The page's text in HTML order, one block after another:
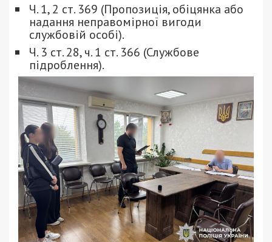
Ч. 1, 2 ст. 369 (Пропозиція, обіцянка або
надання неправомірної вигоди
службовій особі).
Ч. 3 ст. 28, ч. 1 ст. 366 (Службове
підроблення).